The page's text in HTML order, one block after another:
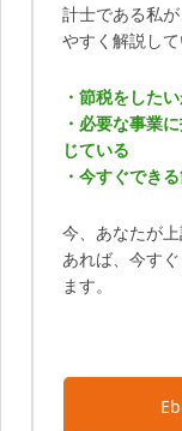
計士である私
やすく解説して
・節税をした
・必要な事業
じている
・今すぐでき
今、あなたが
あれば、今す
ます。